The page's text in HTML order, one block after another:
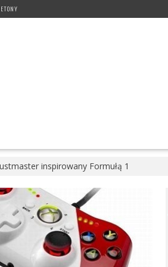
inspirowany Formułą 1